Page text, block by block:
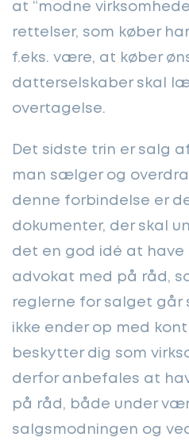
at “modne
rettelser, som køber
f.eks. være, at køber
datterselskaber skal
overtagelse.
Det sidste trin er salg
man sælger og
denne forbindelse er
dokumenter, der skal
det en god idé at have
advokat med på råd,
reglerne for salget går
ikke ender op med
beskytter dig som
derfor anbefales at
på råd, både under
salgsmodningen og